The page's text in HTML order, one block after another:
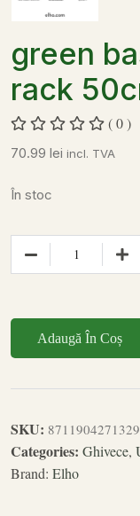
green
rack
( 0 )
70.99 lei incl. TVA
În stoc
Adaugă În Coș
SKU: 8711904271329
Categories: Ghivece,
Brand: Elho